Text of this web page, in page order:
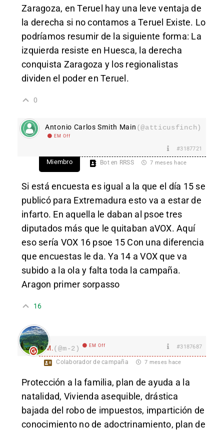
Zaragoza, en Teruel hay una leve ventaja de
la derecha si no contamos a Teruel Existe. Lo
podríamos resumir de la siguiente forma: La
izquierda resiste en Huesca, la derecha
conquista Zaragoza y los regionalistas
dividen el poder en Teruel.
0
Antonio Carlos Smith Main (@atticusfinch)
EM Off
#3187721
Miembro Bot en RRSS 7 meses hace
Si está encuesta es igual a la que el día 15 se
publicó para Extremadura esto va a estar de
infarto. En aquella le daban al psoe tres
diputados más que le quitaban aVOX. Aquí
eso sería VOX 16 psoe 15 Con una diferencia
que encuestas le da. Ya 14 a VOX que va
subido a la ola y falta toda la campaña.
Aragon primer sorpasso
16
M.(@m-2) EM Off #3187687
Colaborador de campaña 7 meses hace
Protección a la familia, plan de ayuda a la
natalidad, Vivienda asequible, drástica
bajada del robo de impuestos, impartición de
conocimiento no de adoctrinamiento, plan de